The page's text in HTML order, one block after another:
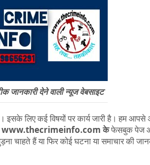
जानकारी देने वाली न्यूज वेबसाइट
इसके लिए कई विषयों पर कार्य जारी है। हम आपसे
www.thecrimeinfo.com केफेसबुक पेज
चाहते हैं या फिर कोई घटना या समाचार की